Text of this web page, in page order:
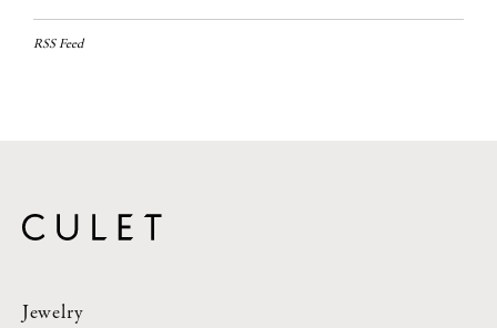
RSS Feed
Jewelry